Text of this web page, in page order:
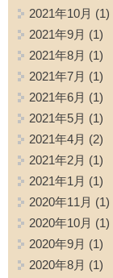
2021年10月 (1)
2021年9月 (1)
2021年8月 (1)
2021年7月 (1)
2021年6月 (1)
2021年5月 (1)
2021年4月 (2)
2021年2月 (1)
2021年1月 (1)
2020年11月 (1)
2020年10月 (1)
2020年9月 (1)
2020年8月 (1)